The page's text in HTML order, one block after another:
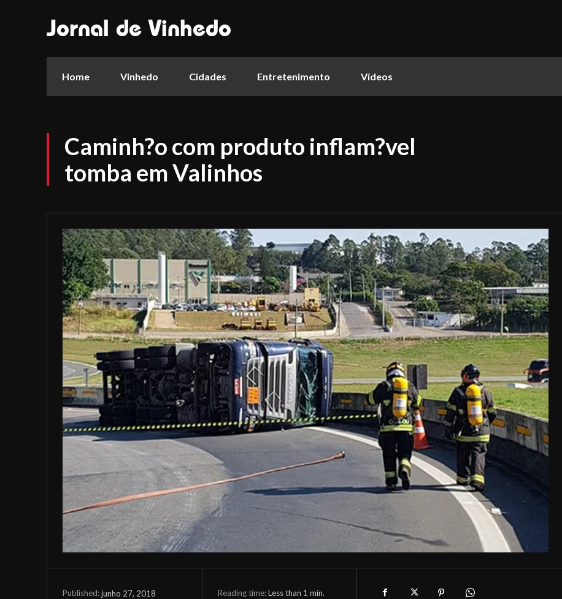
Jornal de Vinhedo
Home Vinhedo Cidades Entretenimento Vídeos
Caminh?o com produto inflam?vel
tomba em Valinhos
Published:junho 27, 2018 Reading time:Less than 1 min.